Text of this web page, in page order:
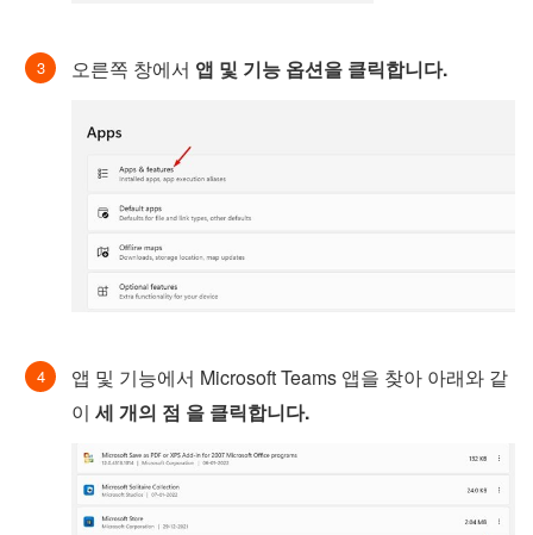
오른쪽 창에서 앱 및 기능 옵션을 클릭합니다.
앱 및 기능에서 Microsoft Teams 앱을 찾아 아래와 같
이 세 개의 점 을 클릭합니다.